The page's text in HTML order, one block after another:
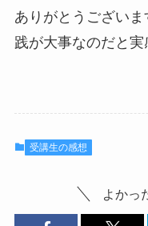
ありがとうござい
践が大事なのだと実
受講生の感想
よかっ